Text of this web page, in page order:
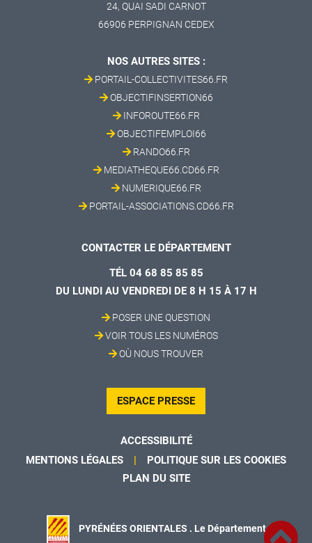
24, QUAI SADI CARNOT
66906 PERPIGNAN CEDEX
NOS AUTRES SITES :
PORTAIL-COLLECTIVITES66.FR
OBJECTIFINSERTION66
INFOROUTE66.FR
OBJECTIFEMPLOI66
RANDO66.FR
MEDIATHEQUE66.CD66.FR
NUMERIQUE66.FR
PORTAIL-ASSOCIATIONS.CD66.FR
CONTACTER LE DÉPARTEMENT
TÉL 04 68 85 85 85
DU LUNDI AU VENDREDI DE 8 H 15 À 17 H
POSER UNE QUESTION
VOIR TOUS LES NUMÉROS
OÙ NOUS TROUVER
ESPACE PRESSE
ACCESSIBILITÉ
MENTIONS LÉGALES
POLITIQUE SUR LES COOKIES
PLAN DU SITE
PYRÉNÉES ORIENTALES . Le Département